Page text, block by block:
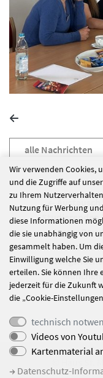
alle Nachrichten
Austausch
Studierenden
Career Day
München
Wir verwenden Cookies,
und die Zugriffe auf
zu Ihrem
Nutzung für Werbung
diese Informationen
die sie unabhängig von
gesammelt haben. Um
Einwilligung welche Sie
erteilen. Sie können Ihre
jederzeit für die Zukunft
die „Cookie-
technisch
Videos von
Kartenmaterial
Datenschutz-